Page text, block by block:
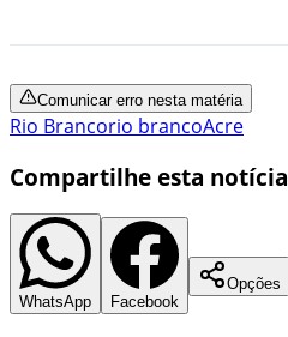
Comunicar erro nesta matéria
Rio Brancorio brancoAcre
Compartilhe esta notícia
WhatsApp Facebook
Opções